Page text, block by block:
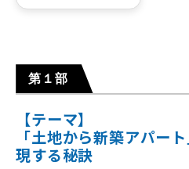
第１部
【テーマ】
「土地から新築アパー
現する秘訣